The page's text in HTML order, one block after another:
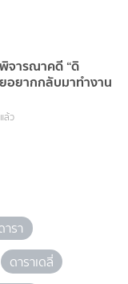
จารณาคดี “ดิ
อยากกลับมาทำงาน
ล้ว
ารา
ดาราเดลี่